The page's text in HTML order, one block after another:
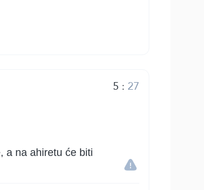
5 : 27
a na ahiretu će biti